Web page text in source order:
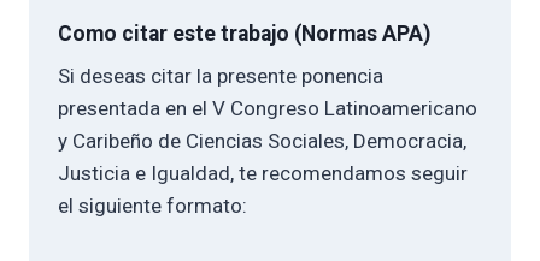
Como citar este trabajo (Normas APA)
Si deseas citar la presente ponencia
presentada en el V Congreso Latinoamericano
y Caribeño de Ciencias Sociales, Democracia,
Justicia e Igualdad, te recomendamos seguir
el siguiente formato: